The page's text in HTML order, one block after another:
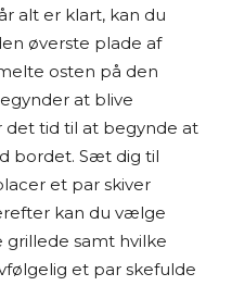
alt er klart, kan du
øverste plade af
osten på den
at blive
tid til at begynde at
bordet. Sæt dig til
et par skiver
kan du vælge
grillede samt hvilke
et par skefulde